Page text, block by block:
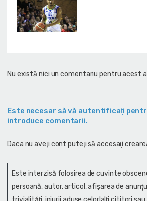
Nu există nici un comentariu pentru acest
Este necesar să vă autentificaţi
introduce comentarii.
Daca nu aveţi cont puteţi să accesaţi
Este interzisă folosirea de cuvinte
persoană, autor, articol, afişarea de